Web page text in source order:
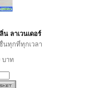
ลาเวนเดอร์
นทุกที่ทุกเวลา
บาท